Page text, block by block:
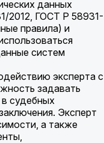
данных
2012, ГОСТ Р 58931-
правила) и
систем
эксперта с
задавать
судебных
Эксперт
а также